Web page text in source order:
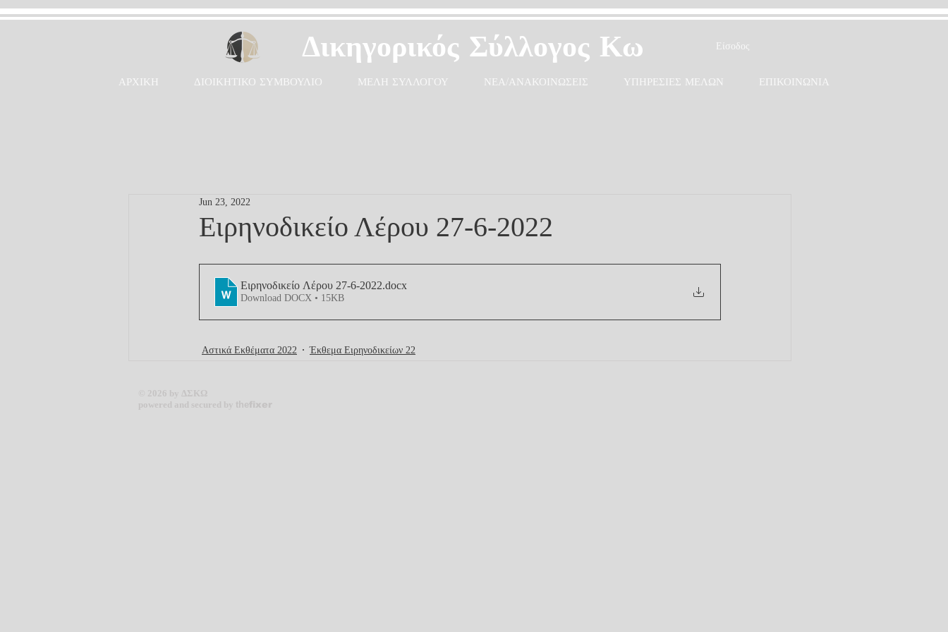
Δικηγορικός Σύλλογος Κω Είσοδος
ΑΡΧΙΚΗ ΔΙΟΙΚΗΤΙΚΟ ΣΥΜΒΟΥΛΙΟ ΜΕΛΗ ΣΥΛΛΟΓΟΥ ΝΕΑ/ΑΝΑΚΟΙΝΩΣΕΙΣ ΥΠΗΡΕΣΙΕΣ ΜΕΛΩΝ ΕΠΙΚΟΙΝΩΝΙΑ
Ειρηνοδικείο Λέρου 27-6-2022
Jun 23, 2022
Ειρηνοδικείο Λέρου 27-6-2022.docx
Download DOCX • 15KB
Αστικά Εκθέματα 2022 Έκθεμα Ειρηνοδικείων 22
© 2026 by ΔΣΚΩ
powered and secured by thefixer